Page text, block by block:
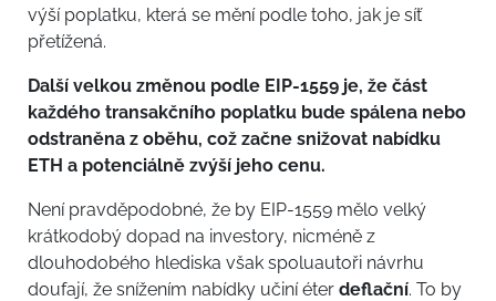
výší poplatku, která se mění podle toho, jak je síť
přetížená.
Další velkou změnou podle EIP-1559 je, že část
každého transakčního poplatku bude spálena nebo
odstraněna z oběhu, což začne snižovat nabídku
ETH a potenciálně zvýší jeho cenu.
Není pravděpodobné, že by EIP-1559 mělo velký
krátkodobý dopad na investory, nicméně z
dlouhodobého hlediska však spoluautoři návrhu
doufají, že snížením nabídky učiní éter deflační. To by